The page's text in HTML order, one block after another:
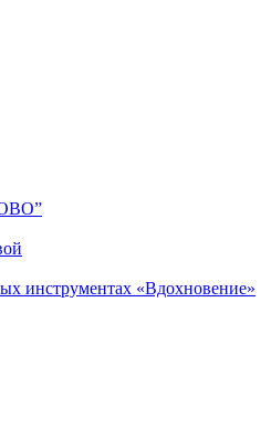
инструментах «Вдохновение»